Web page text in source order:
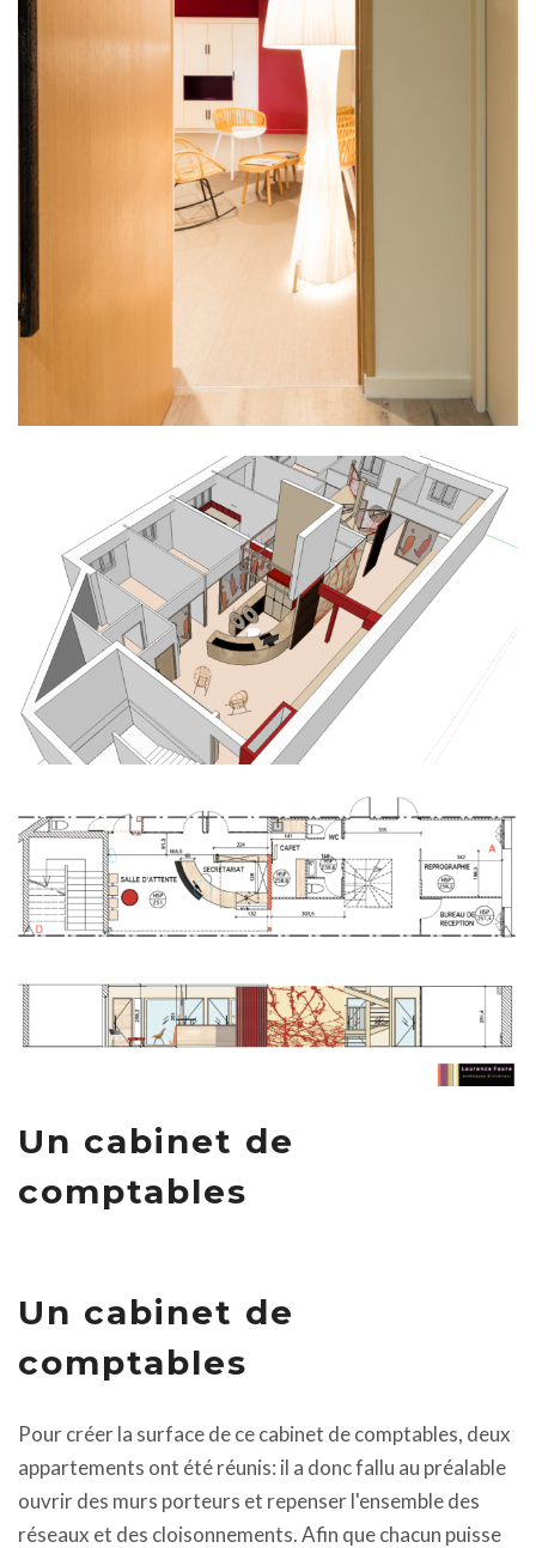
Un cabinet de
comptables
Un cabinet de
comptables
Pour créer la surface de ce cabinet de comptables, deux
appartements ont été réunis: il a donc fallu au préalable
ouvrir des murs porteurs et repenser l'ensemble des
réseaux et des cloisonnements. Afin que chacun puisse